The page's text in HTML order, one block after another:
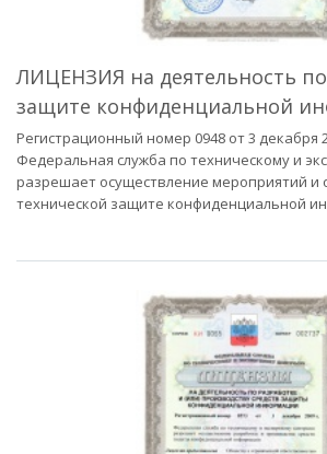
ЛИЦЕНЗИЯ на деятельность
защите конфиденциальной
Регистрационный номер 0948 от 3 декабря
Федеральная служба по техническому и
разрешает осуществление мероприятий и
технической защите конфиденциальной